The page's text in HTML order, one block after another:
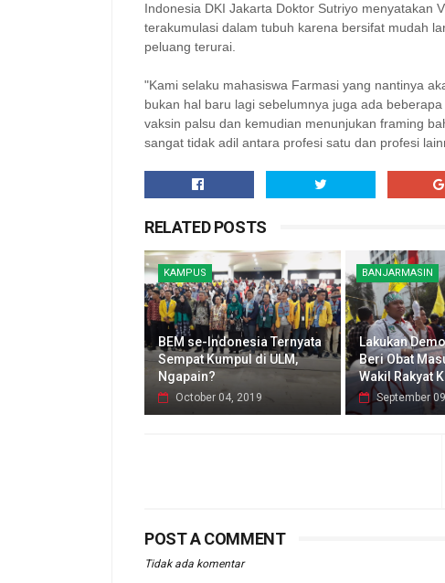
Indonesia DKI Jakarta Doktor Sutriyo menyatakan
terakumulasi dalam tubuh karena bersifat mudah
peluang terurai.
"Kami selaku mahasiswa Farmasi yang nantinya
bukan hal baru lagi sebelumnya juga ada
vaksin palsu dan kemudian menunjukan framing
sangat tidak adil antara profesi satu dan profesi
RELATED POSTS
KAMPUS
BEM se-Indonesia Ternyata
Sempat Kumpul di ULM,
Ngapain?
October 04, 2019
BANJARMASIN
Lakukan
Beri Obat
Wakil Rakyat
September
POST A COMMENT
Tidak ada komentar